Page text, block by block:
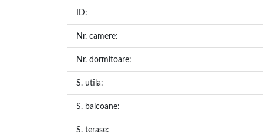
ID:
Nr. camere:
Nr. dormitoare:
S. utila:
S. balcoane:
S. terase: